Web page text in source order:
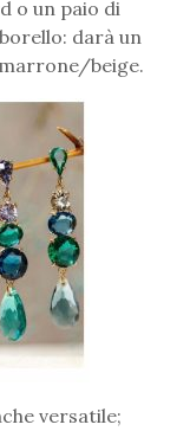
o un paio di
darà un
beige.
versatile;